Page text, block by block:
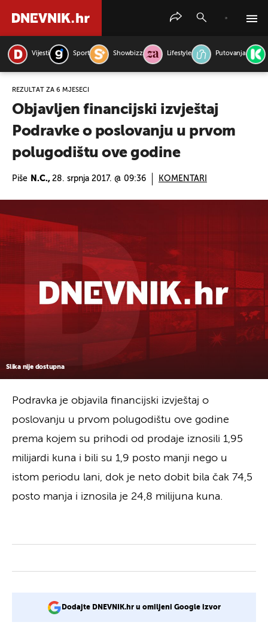
Vijesti Sport Showbizz Lifestyle Putovanja
REZULTAT ZA 6 MJESECI
Objavljen financijski izvještaj
Podravke o poslovanju u prvom
polugodištu ove godine
Piše N.C., 28. srpnja 2017. @ 09:36 KOMENTARI
Slika nije dostupna
Podravka je objavila financijski izvještaj o
poslovanju u prvom polugodištu ove godine
prema kojem su prihodi od prodaje iznosili 1,95
milijardi kuna i bili su 1,9 posto manji nego u
istom periodu lani, dok je neto dobit bila čak 74,5
posto manja i iznosila je 24,8 milijuna kuna.
Dodajte DNEVNIK.hr u omiljeni Google izvor
PRETRAŽITE VIJESTI